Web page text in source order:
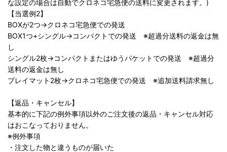
な設定の場合は自動でクロネコ宅急便の送料に変更されます。)
【当選例2】
BOXが2つ→クロネコ宅急便での発送
BOX1つ+シングル→コンパクトでの発送 ※超過分送料の返金は無
し
シングル2枚→コンパクトまたはゆうパケットでの発送 ※超過分
送料の返金は無し
プレイマット2枚→クロネコ宅急便での発送 ※追加送料請求無し
【返品・キャンセル】
基本的に下記の例外事項以外のご注文後の返品・キャンセル対応
はおこなっておりません。
※例外事項
・注文した物と違うものが届いた